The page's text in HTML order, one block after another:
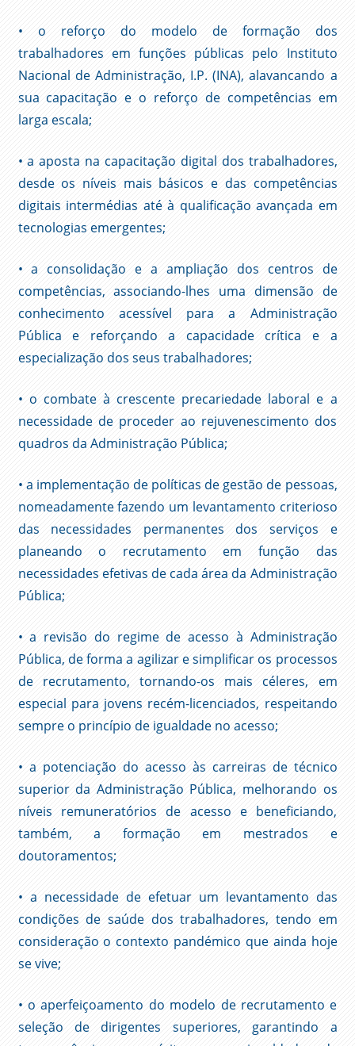
• o reforço do modelo de formação dos
trabalhadores em funções públicas pelo Instituto
Nacional de Administração, I.P. (INA), alavancando a
sua capacitação e o reforço de competências em
larga escala;
• a aposta na capacitação digital dos trabalhadores,
desde os níveis mais básicos e das competências
digitais intermédias até à qualificação avançada em
tecnologias emergentes;
• a consolidação e a ampliação dos centros de
competências, associando-lhes uma dimensão de
conhecimento acessível para a Administração
Pública e reforçando a capacidade crítica e a
especialização dos seus trabalhadores;
• o combate à crescente precariedade laboral e a
necessidade de proceder ao rejuvenescimento dos
quadros da Administração Pública;
• a implementação de políticas de gestão de pessoas,
nomeadamente fazendo um levantamento criterioso
das necessidades permanentes dos serviços e
planeando o recrutamento em função das
necessidades efetivas de cada área da Administração
Pública;
• a revisão do regime de acesso à Administração
Pública, de forma a agilizar e simplificar os processos
de recrutamento, tornando-os mais céleres, em
especial para jovens recém-licenciados, respeitando
sempre o princípio de igualdade no acesso;
• a potenciação do acesso às carreiras de técnico
superior da Administração Pública, melhorando os
níveis remuneratórios de acesso e beneficiando,
também, a formação em mestrados e
doutoramentos;
• a necessidade de efetuar um levantamento das
condições de saúde dos trabalhadores, tendo em
consideração o contexto pandémico que ainda hoje
se vive;
• o aperfeiçoamento do modelo de recrutamento e
seleção de dirigentes superiores, garantindo a